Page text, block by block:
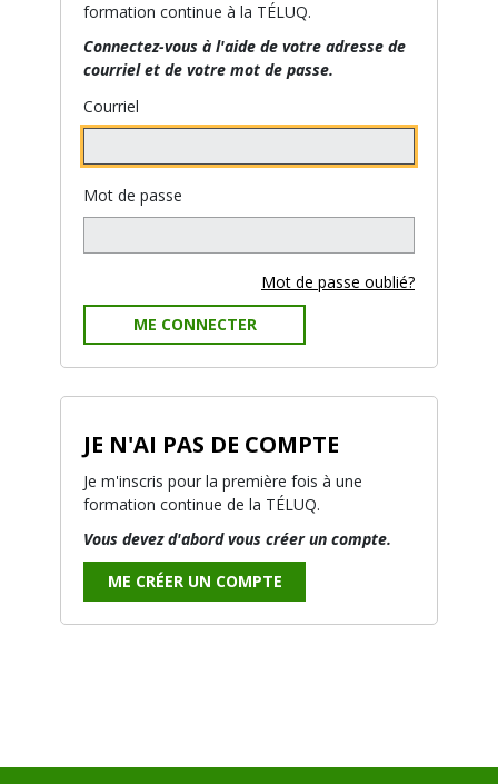
formation continue à la TÉLUQ.
Connectez-vous à l'aide de votre adresse de
courriel et de votre mot de passe.
Courriel
Mot de passe
Mot de passe oublié?
ME CONNECTER
JE N'AI PAS DE COMPTE
Je m'inscris pour la première fois à une
formation continue de la TÉLUQ.
Vous devez d'abord vous créer un compte.
ME CRÉER UN COMPTE